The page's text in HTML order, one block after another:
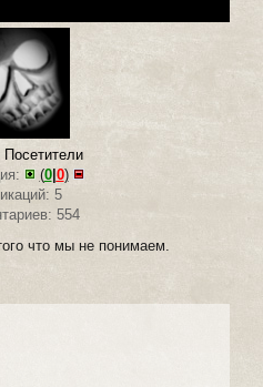
Посетители
(0| 0)
5
554
что мы не понимаем.